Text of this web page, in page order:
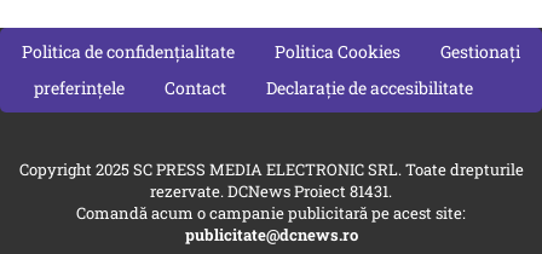
Politica de confidențialitate Politica Cookies
Gestionați
preferințele
Contact Declarație de accesibilitate
Copyright 2025 SC PRESS MEDIA ELECTRONIC SRL. Toate drepturile
rezervate. DCNews Proiect 81431.
Comandă acum o campanie publicitară pe acest site:
publicitate@dcnews.ro